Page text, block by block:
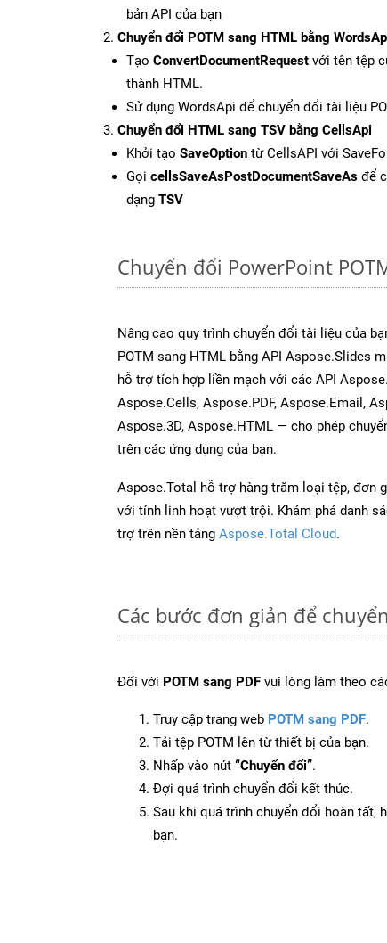
bản API của bạn
Chuyển đổi POTM sang HTML bằng
Tạo ConvertDocumentRequest với tên tệp
thành HTML.
Sử dụng WordsApi để chuyển đổi tài liệu
Chuyển đổi HTML sang TSV bằng CellsApi
Khởi tạo SaveOption từ CellsAPI với
Gọi cellsSaveAsPostDocumentSaveAs để
dạng TSV
Chuyển đổi PowerPoint
Nâng cao quy trình chuyển đổi tài liệu của
POTM sang HTML bằng API Aspose.Slides
hỗ trợ tích hợp liền mạch với các API
Aspose.Cells, Aspose.PDF, Aspose.Email,
Aspose.3D, Aspose.HTML — cho phép
trên các ứng dụng của bạn.
Aspose.Total hỗ trợ hàng trăm loại tệp, đơn
với tính linh hoạt vượt trội. Khám phá danh
trợ trên nền tảng Aspose.Total Cloud.
Các bước đơn giản để
Đối với POTM sang PDF vui lòng làm theo
Truy cập trang web POTM sang PDF.
Tải tệp POTM lên từ thiết bị của bạn.
Nhấp vào nút “Chuyển đổi”.
Đợi quá trình chuyển đổi kết thúc.
Sau khi quá trình chuyển đổi hoàn tất,
bạn.